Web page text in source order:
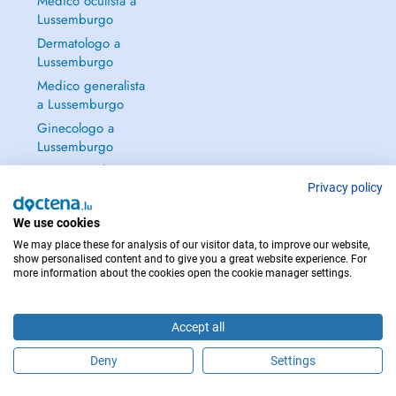
**At ARNOULD - TANSON Dental Practice:**
- Orthodontics starting from age 6, interception, Smilers for children
and adults (invisible or conventional treatment).
- Pediatric dentistry (for children).
- Wisdom teeth extraction, oral surgery, and implants.
- **Dental emergencies.**
- Fixed and removable prostheses, dental care, and childrens dental
care.
- **Teeth whitening.**
**Dentists:**
- **Dr. Olivier ALLIN**: Monday, Friday, Saturday, Sunday, and public
holidays.
- ** SCHAEFFER Jean-Arthur**: Tuesday, Wednesday, and Thursday.
the practice.
**Phone**: +352 621 257 940
For more information on dental and orthodontic care at our
Fissa un appuntamento online
Lussemburgo
Dermatologo a
Lussemburgo
Medico generalista
a Lussemburgo
Ginecologo a
Lussemburgo
Continua a leggere
PER LE URGENZE, CONSULTARE : 112
Privacy policy
We use cookies
We may place these for analysis of our visitor data, to improve our website,
show personalised content and to give you a great website experience. For
more information about the cookies open the cookie manager settings.
Accept all
Deny Settings